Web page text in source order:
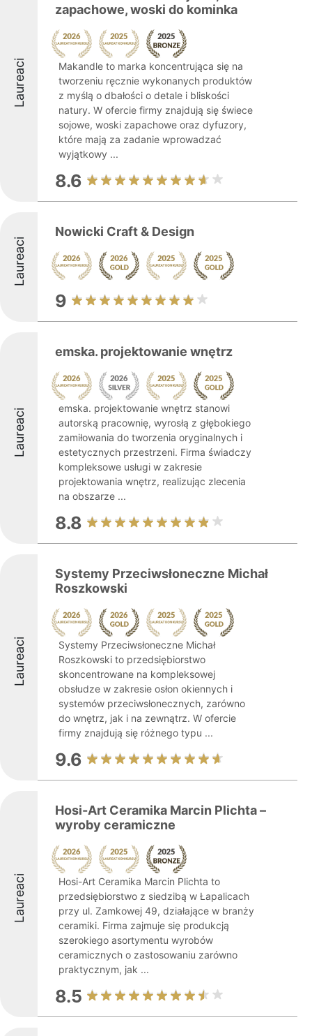
Laureaci
zapachowe, woski do kominka
Makandle to marka koncentrująca się na
tworzeniu ręcznie wykonanych produktów
z myślą o dbałości o detale i bliskości
natury. W ofercie firmy znajdują się świece
sojowe, woski zapachowe oraz dyfuzory,
które mają za zadanie wprowadzać
wyjątkowy ...
8.6
Laureaci
Nowicki Craft & Design
9
Laureaci
emska. projektowanie wnętrz
emska. projektowanie wnętrz stanowi
autorską pracownię, wyrosłą z głębokiego
zamiłowania do tworzenia oryginalnych i
estetycznych przestrzeni. Firma świadczy
kompleksowe usługi w zakresie
projektowania wnętrz, realizując zlecenia
na obszarze ...
8.8
Laureaci
Systemy Przeciwsłoneczne Michał
Roszkowski
Systemy Przeciwsłoneczne Michał
Roszkowski to przedsiębiorstwo
skoncentrowane na kompleksowej
obsłudze w zakresie osłon okiennych i
systemów przeciwsłonecznych, zarówno
do wnętrz, jak i na zewnątrz. W ofercie
firmy znajdują się różnego typu ...
9.6
Laureaci
Hosi-Art Ceramika Marcin Plichta –
wyroby ceramiczne
Hosi-Art Ceramika Marcin Plichta to
przedsiębiorstwo z siedzibą w Łapalicach
przy ul. Zamkowej 49, działające w branży
ceramiki. Firma zajmuje się produkcją
szerokiego asortymentu wyrobów
ceramicznych o zastosowaniu zarówno
praktycznym, jak ...
8.5